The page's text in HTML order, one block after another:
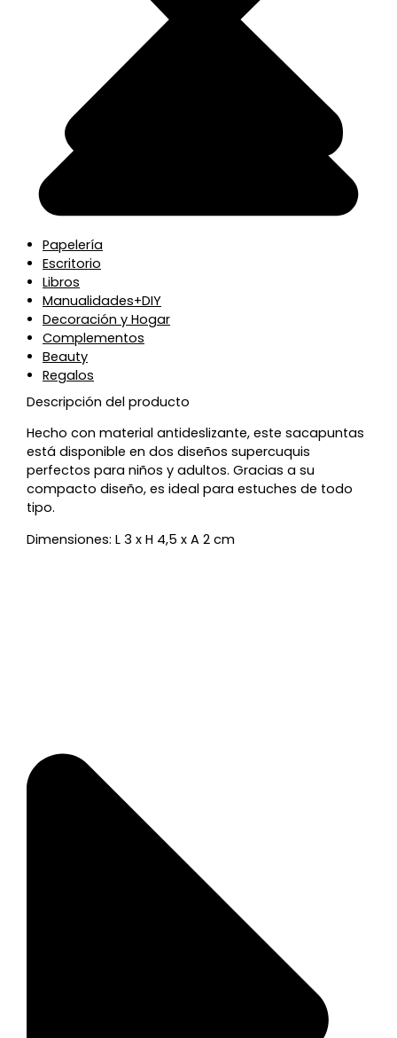
Papelería
Escritorio
Libros
Manualidades+DIY
Decoración y Hogar
Complementos
Beauty
Regalos
Descripción del producto
Hecho con material antideslizante, este sacapuntas
está disponible en dos diseños supercuquis
perfectos para niños y adultos. Gracias a su
compacto diseño, es ideal para estuches de todo
tipo.
Dimensiones: L 3 x H 4,5 x A 2 cm